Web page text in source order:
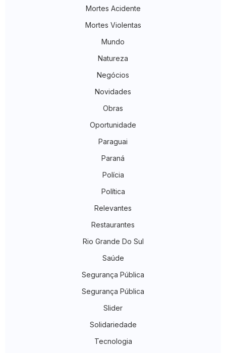
Mortes Acidente
Mortes Violentas
Mundo
Natureza
Negócios
Novidades
Obras
Oportunidade
Paraguai
Paraná
Polícia
Política
Relevantes
Restaurantes
Rio Grande Do Sul
Saúde
Segurança Pública
Segurança Pública
Slider
Solidariedade
Tecnologia